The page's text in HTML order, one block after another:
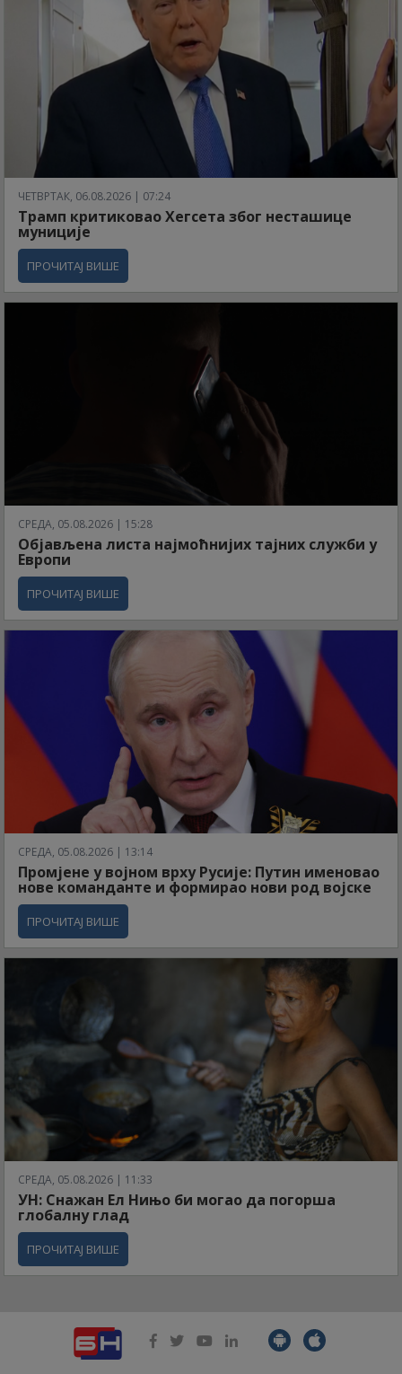
ЧЕТВРТАК, 06.08.2026 | 07:24
Трамп критиковао Хегсета због несташице
муниције
ПРОЧИТАЈ ВИШЕ
СРЕДА, 05.08.2026 | 15:28
Објављена листа најмоћнијих тајних служби у
Европи
ПРОЧИТАЈ ВИШЕ
СРЕДА, 05.08.2026 | 13:14
Промјене у војном врху Русије: Путин именовао
нове команданте и формирао нови род војске
ПРОЧИТАЈ ВИШЕ
СРЕДА, 05.08.2026 | 11:33
УН: Снажан Ел Нињо би могао да погорша
глобалну глад
ПРОЧИТАЈ ВИШЕ